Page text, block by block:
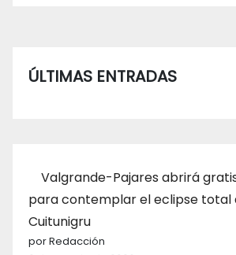
ÚLTIMAS ENTRADAS
Valgrande-Pajares abrirá
para contemplar el eclipse total
Cuitunigru
por Redacción